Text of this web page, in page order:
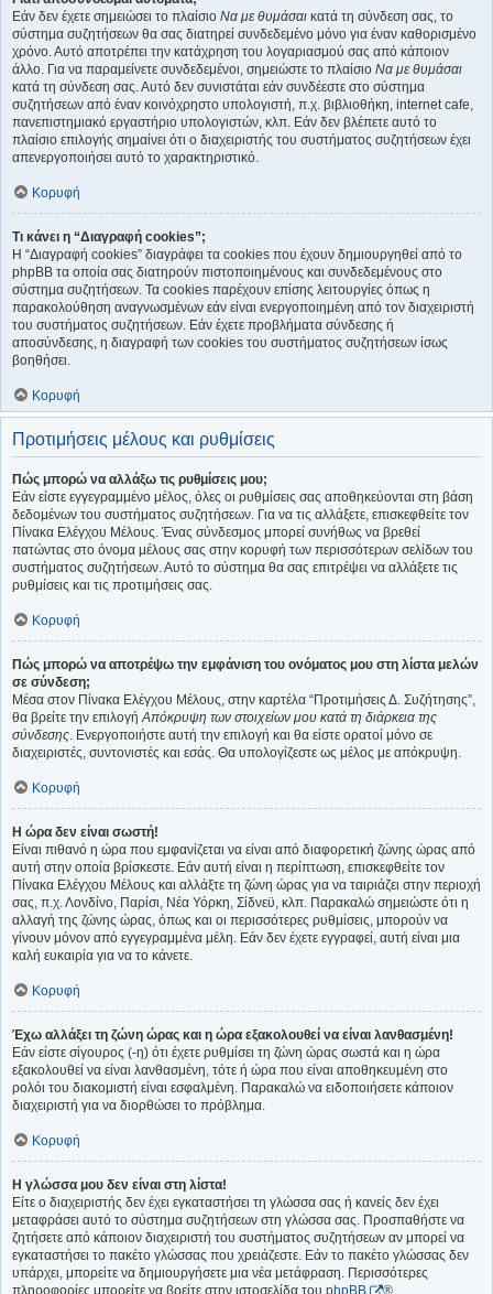
Εάν δεν έχετε σημειώσει το πλαίσιο Να με θυμάσαι κατά τη σύνδεση σας, το
σύστημα συζητήσεων θα σας διατηρεί συνδεδεμένο μόνο για έναν καθορισμένο
χρόνο. Αυτό αποτρέπει την κατάχρηση του λογαριασμού σας από κάποιον
άλλο. Για να παραμείνετε συνδεδεμένοι, σημειώστε το πλαίσιο Να με θυμάσαι
κατά τη σύνδεση σας. Αυτό δεν συνιστάται εάν συνδέεστε στο σύστημα
συζητήσεων από έναν κοινόχρηστο υπολογιστή, π.χ. βιβλιοθήκη, internet cafe,
πανεπιστημιακό εργαστήριο υπολογιστών, κλπ. Εάν δεν βλέπετε αυτό το
πλαίσιο επιλογής σημαίνει ότι ο διαχειριστής του συστήματος συζητήσεων έχει
απενεργοποιήσει αυτό το χαρακτηριστικό.
Κορυφή
Τι κάνει η “Διαγραφή cookies”;
Η “Διαγραφή cookies” διαγράφει τα cookies που έχουν δημιουργηθεί από το
phpBB τα οποία σας διατηρούν πιστοποιημένους και συνδεδεμένους στο
σύστημα συζητήσεων. Τα cookies παρέχουν επίσης λειτουργίες όπως η
παρακολούθηση αναγνωσμένων εάν είναι ενεργοποιημένη από τον διαχειριστή
του συστήματος συζητήσεων. Εάν έχετε προβλήματα σύνδεσης ή
αποσύνδεσης, η διαγραφή των cookies του συστήματος συζητήσεων ίσως
βοηθήσει.
Κορυφή
Προτιμήσεις μέλους και ρυθμίσεις
Πώς μπορώ να αλλάξω τις ρυθμίσεις μου;
Εάν είστε εγγεγραμμένο μέλος, όλες οι ρυθμίσεις σας αποθηκεύονται στη βάση
δεδομένων του συστήματος συζητήσεων. Για να τις αλλάξετε, επισκεφθείτε τον
Πίνακα Ελέγχου Μέλους. Ένας σύνδεσμος μπορεί συνήθως να βρεθεί
πατώντας στο όνομα μέλους σας στην κορυφή των περισσότερων σελίδων του
συστήματος συζητήσεων. Αυτό το σύστημα θα σας επιτρέψει να αλλάξετε τις
ρυθμίσεις και τις προτιμήσεις σας.
Κορυφή
Πώς μπορώ να αποτρέψω την εμφάνιση του ονόματος μου στη λίστα μελών
σε σύνδεση;
Μέσα στον Πίνακα Ελέγχου Μέλους, στην καρτέλα “Προτιμήσεις Δ. Συζήτησης”,
θα βρείτε την επιλογήΑπόκρυψη των στοιχείων μου κατά τη διάρκεια της
σύνδεσης. Ενεργοποιήστε αυτή την επιλογή και θα είστε ορατοί μόνο σε
διαχειριστές, συντονιστές και εσάς. Θα υπολογίζεστε ως μέλος με απόκρυψη.
Κορυφή
Η ώρα δεν είναι σωστή!
Είναι πιθανό η ώρα που εμφανίζεται να είναι από διαφορετική ζώνης ώρας από
αυτή στην οποία βρίσκεστε. Εάν αυτή είναι η περίπτωση, επισκεφθείτε τον
Πίνακα Ελέγχου Μέλους και αλλάξτε τη ζώνη ώρας για να ταιριάζει στην περιοχή
σας, π.χ. Λονδίνο, Παρίσι, Νέα Υόρκη, Σίδνεϋ, κλπ. Παρακαλώ σημειώστε ότι η
αλλαγή της ζώνης ώρας, όπως και οι περισσότερες ρυθμίσεις, μπορούν να
γίνουν μόνον από εγγεγραμμένα μέλη. Εάν δεν έχετε εγγραφεί, αυτή είναι μια
καλή ευκαιρία για να το κάνετε.
Κορυφή
Έχω αλλάξει τη ζώνη ώρας και η ώρα εξακολουθεί να είναι λανθασμένη!
Εάν είστε σίγουρος (-η) ότι έχετε ρυθμίσει τη ζώνη ώρας σωστά και η ώρα
εξακολουθεί να είναι λανθασμένη, τότε ή ώρα που είναι αποθηκευμένη στο
ρολόι του διακομιστή είναι εσφαλμένη. Παρακαλώ να ειδοποιήσετε κάποιον
διαχειριστή για να διορθώσει το πρόβλημα.
Κορυφή
Η γλώσσα μου δεν είναι στη λίστα!
Είτε ο διαχειριστής δεν έχει εγκαταστήσει τη γλώσσα σας ή κανείς δεν έχει
μεταφράσει αυτό το σύστημα συζητήσεων στη γλώσσα σας. Προσπαθήστε να
ζητήσετε από κάποιον διαχειριστή του συστήματος συζητήσεων αν μπορεί να
εγκαταστήσει το πακέτο γλώσσας που χρειάζεστε. Εάν το πακέτο γλώσσας δεν
υπάρχει, μπορείτε να δημιουργήσετε μια νέα μετάφραση. Περισσότερες
πληροφορίες μπορείτε να βρείτε στην ιστοσελίδα του phpBB ®.